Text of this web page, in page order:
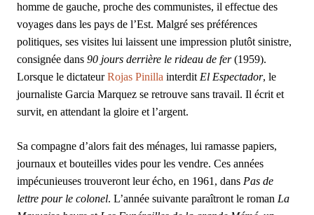
homme de gauche, proche des communistes, il effectue des
voyages dans les pays de l’Est. Malgré ses préférences
politiques, ses visites lui laissent une impression plutôt sinistre,
consignée dans 90 jours derrière le rideau de fer(1959).
Lorsque le dictateurRojas Pinilla interdit El Espectador, le
journaliste Garcia Marquez se retrouve sans travail. Il écrit et
survit, en attendant la gloire et l’argent.
Sa compagne d’alors fait des ménages, lui ramasse papiers,
journaux et bouteilles vides pour les vendre. Ces années
impécunieuses trouveront leur écho, en 1961, dans Pas de
lettre pour le colonel. L’année suivante paraîtront le roman La